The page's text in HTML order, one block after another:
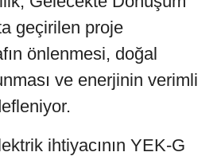
geçirilen proje
önlenmesi, doğal
ve enerjinin verimli
ihtiyacının YEK-G